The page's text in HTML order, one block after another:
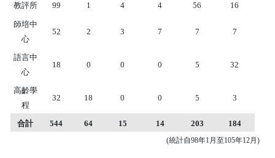
教評所 99 1 4 4 56 16
師培中
心
52 2 3 7 7 7
語言中
心
18 0 0 0 5 32
高齡學
程
32 18 0 0 5 3
合計 544 64 15 14 203 184
(統計自98年1月至105年12月)